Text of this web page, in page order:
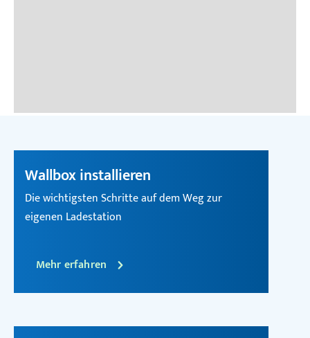
Wallbox installieren
Die wichtigsten Schritte auf dem Weg zur
eigenen Ladestation
Mehr erfahren